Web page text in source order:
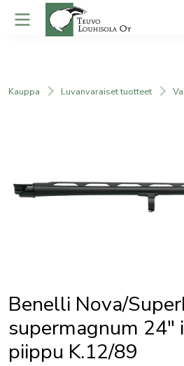
Kauppa Luvanvaraiset tuotteet
Benelli Nova/
supermagnum 24″
piippu K.12/89